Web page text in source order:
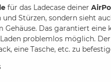
für das Ladecase deiner
und Stürzen, sondern sieht
Gehäuse. Das garantiert
problemlos möglich.
eine Tasche, etc. zu